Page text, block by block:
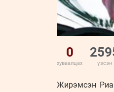
0
хуваалцах үзсэн
Жирэмсэн